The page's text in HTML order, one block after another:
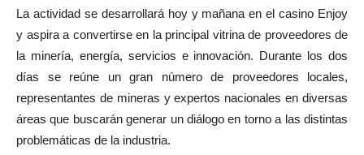
La actividad se desarrollará hoy y mañana en el casino Enjoy
y aspira a convertirse en la principal vitrina de proveedores de
la minería, energía, servicios e innovación. Durante los dos
días se reúne un gran número de proveedores locales,
representantes de mineras y expertos nacionales en diversas
áreas que buscarán generar un diálogo en torno a las distintas
problemáticas de la industria.